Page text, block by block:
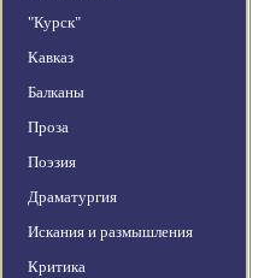
"Курск"
Кавказ
Балканы
Проза
Поэзия
Драматургия
Искания и размышления
Критика